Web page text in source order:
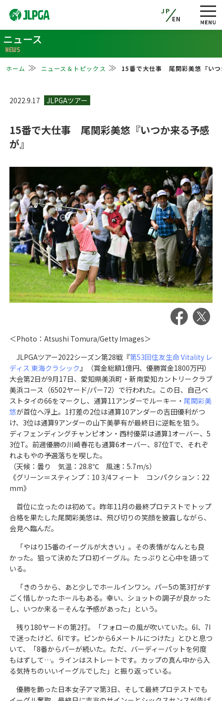
JP
EN
ニュース
NEWS
ホーム ニュース＆トピックス 15番で大仕事 尾関彩美悠『いつ
2022.9.17
15番で大仕事 尾関彩美悠『いつか来る予感
が』
＜Photo：Atsushi Tomura/Getty Images＞
JLPGAツアー2022シーズン第28戦『第53回住友生命 Vitality レ
ディス 東海クラシック』（賞金総額1億円、優勝賞金1800万円）
大会第2日が9月17日、愛知県美浜町・新南愛知カントリークラブ
美浜コース（6502ヤード/パー72）で行われた。この日、自己ベ
ストタイの66をマークし、通算11アンダーでルーキー・ 尾関彩美
悠が首位へ浮上。1打差の2位は通算10アンダーの吉田優利がつ
け、3位は通算9アンダーの山下美夢有が最終日に逆転を狙う。
ディフェンディングチャンピオン・西村優菜は通算1オーバー、5
3位T。前週優勝の川崎春花も通算6オーバー、87位Tで、それぞ
れよもやの予選落ちを喫した。
（天候：曇り 気温：28.8℃ 風速：5.7m/s）
《グリーン＝スティンプ：10 3/4フィート コンパクション：22
mm》
首位に立ったのは初めて。昨年11月の最終プロテストでトップ
合格を果たした尾関彩美悠は、飛び切りの笑顔を披露しながら、
会見へ臨んだ。
「やはり15番のイーグルが大きい」。その表情がなんとも良
かった。狙って決めたプロ初イーグル。たっぷりと心中を語って
いる。
「きのうから、あと少しでホールインワン。パー5の第3打がす
ごく惜しかったホールもある。幸い、ショットの調子が良かった
し、いつか来る－そんな予感があった」という。
残り180ヤードの第2打。「フォローの風が吹いていた。6I、7I
で迷ったけど、6Iです。ピンから6メートルにつけた」とひと息つ
いて、「8番からパーが続いた。ただ、バーディーパットを何度
もはずして…。ラインはストレートです。カップの真ん中から入
る気持ちのいいイーグルでした」と振り返っている。
優勝を飾った日本女子アマ第3日、そして最終プロテストでも